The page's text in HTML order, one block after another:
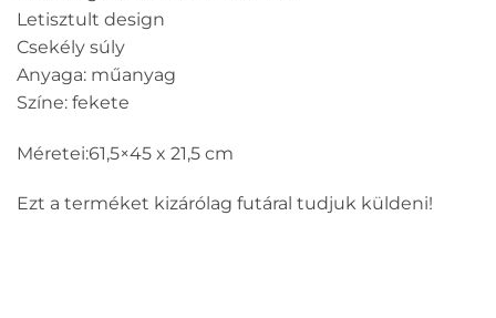
Letisztult design
Csekély súly
Anyaga: műanyag
Színe: fekete
Méretei:61,5×45 x 21,5 cm
Ezt a terméket kizárólag futáral tudjuk küldeni!